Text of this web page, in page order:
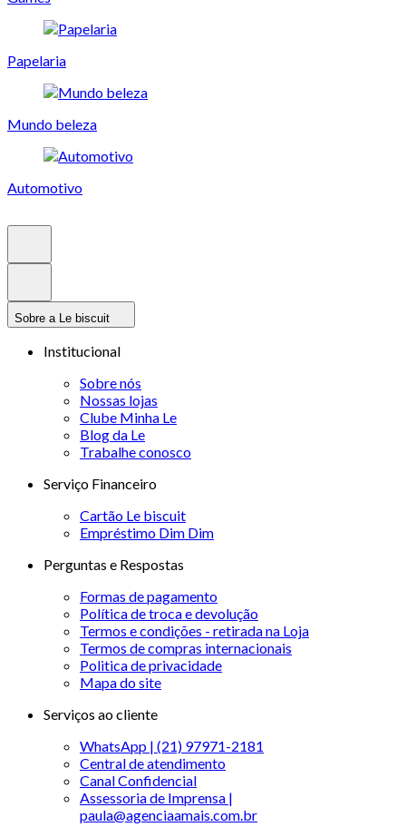
Papelaria
Mundo beleza
Automotivo
Sobre a Le biscuit
Institucional
Sobre nós
Nossas lojas
Clube Minha Le
Blog da Le
Trabalhe conosco
Serviço Financeiro
Cartão Le biscuit
Empréstimo Dim Dim
Perguntas e Respostas
Formas de pagamento
Política de troca e devolução
Termos e condições - retirada na Loja
Termos de compras internacionais
Politica de privacidade
Mapa do site
Serviços ao cliente
WhatsApp | (21) 97971-2181
Central de atendimento
Canal Confidencial
Assessoria de Imprensa |
paula@agenciaamais.com.br